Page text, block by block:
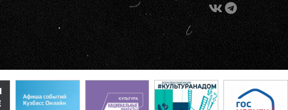
Обратная связь
Независимая
оценка
качества